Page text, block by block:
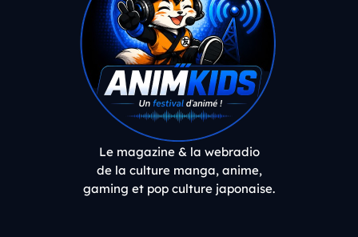
Le magazine & la webradio
de la culture manga, anime,
gaming et pop culture japonaise.